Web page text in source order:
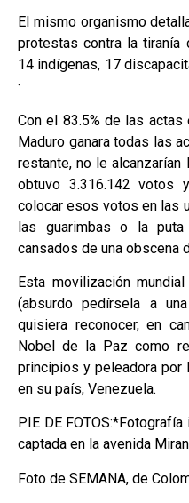
El mismo organismo
protestas contra la tiranía
14 indígenas, 17
·
Con el 83.5% de las actas
Maduro ganara todas las
restante, no le
obtuvo 3.316.142 votos
colocar esos votos en las
las guarimbas o la puta
cansados de una obscena
Esta movilización
(absurdo pedírsela a
quisiera reconocer, en
Nobel de la Paz como
principios y peleadora por
en su país, Venezuela.
PIE DE
captada en la avenida
Foto de SEMANA, de